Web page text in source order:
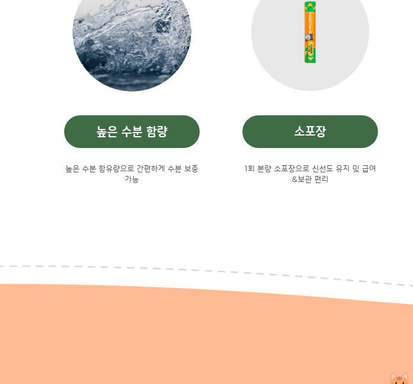
높은 수분 함량
높은 수분 함유량으로 간편하게 수분 보충
가능
소포장
1회 분량 소포장으로 신선도 유지 및 급여
&보관 편리